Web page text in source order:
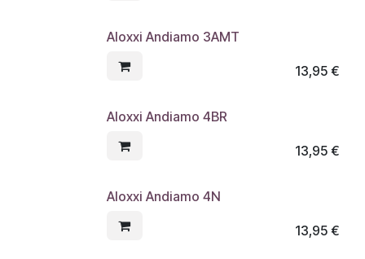
Aloxxi Andiamo 3AMT
13,95€
Aloxxi Andiamo 4BR
13,95€
Aloxxi Andiamo 4N
13,95€